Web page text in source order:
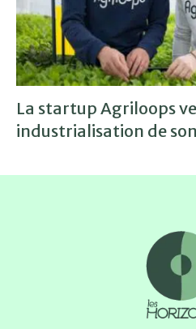
La startup Agriloops
industrialisation de